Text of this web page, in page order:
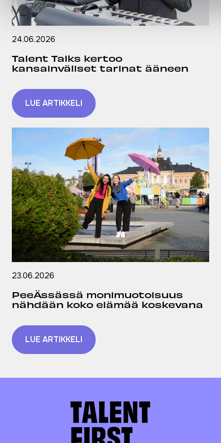
24.06.2026
Talent Talks kertoo
kansainväliset tarinat ääneen
LUE ARTIKKELI
23.06.2026
PeeÄssässä monimuotoisuus
nähdään koko elämää koskevana
LUE ARTIKKELI